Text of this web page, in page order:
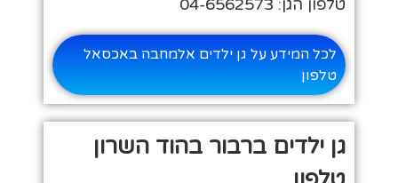
טלפון הגן: 04-6562573
לכל המידע על גן ילדים אלמחבה באכסאל
טלפון
גן ילדים ברבור בהוד השרון